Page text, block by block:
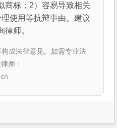
商标；2）容易导致相关
使用等抗辩事由。建议
律师。
成法律意见。如需专业法
师：